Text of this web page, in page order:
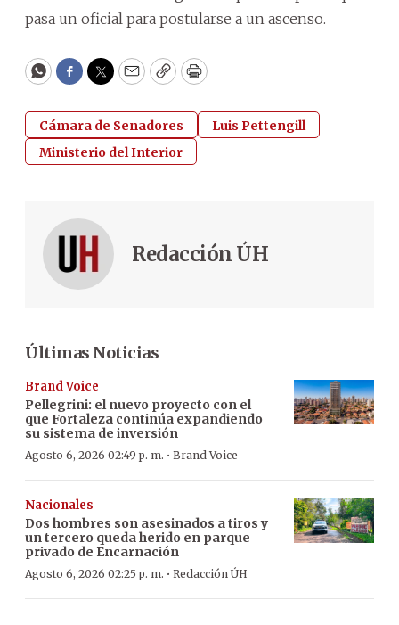
pasa un oficial para postularse a un ascenso.
WhatsApp
Facebook
Twitter
EmailCopyPrint
Cámara de Senadores
Luis Pettengill
Ministerio del Interior
Redacción ÚH
Últimas Noticias
Brand Voice
Pellegrini: el nuevo proyecto con el
que Fortaleza continúa expandiendo
su sistema de inversión
Agosto 6, 2026 02:49 p. m. · Brand Voice
Nacionales
Dos hombres son asesinados a tiros y
un tercero queda herido en parque
privado de Encarnación
Agosto 6, 2026 02:25 p. m. · Redacción ÚH